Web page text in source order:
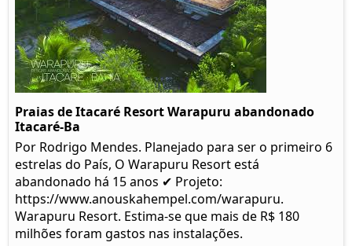
Praias de Itacaré Resort Warapuru abandonado
Itacaré-Ba
Por Rodrigo Mendes. Planejado para ser o primeiro 6
estrelas do País, O Warapuru Resort está
abandonado há 15 anos ✔ Projeto:
https://www.anouskahempel.com/warapuru.
Warapuru Resort. Estima-se que mais de R$ 180
milhões foram gastos nas instalações.